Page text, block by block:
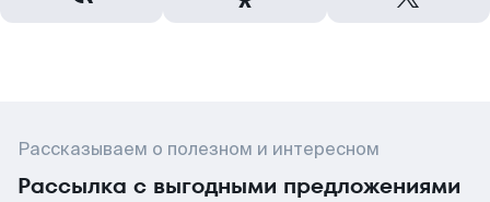
Рассказываем о полезном и интересном
Рассылка с выгодными предложениями